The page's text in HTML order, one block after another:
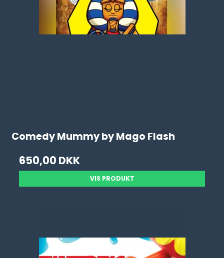
Comedy Mummy by Mago Flash
650,00 DKK
VIS PRODUKT